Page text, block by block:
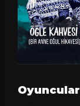
Oyuncular